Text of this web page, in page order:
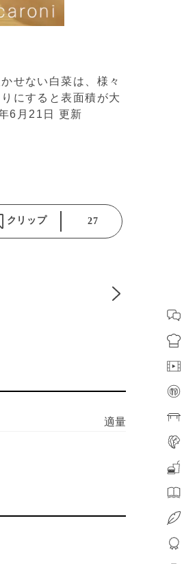
せない白菜は、様々
にすると表面積が大
6月21日 更新
クリップ 27
適量